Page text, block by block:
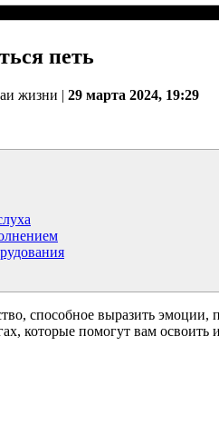
петь
жизни | 29 марта 2024, 19:29
способное выразить эмоции,
которые помогут вам освоить